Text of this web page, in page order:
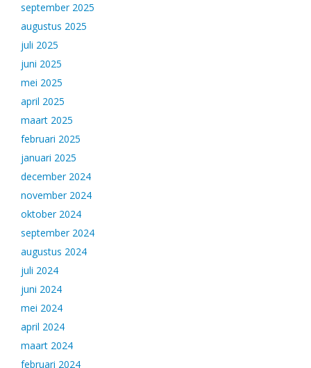
september 2025
augustus 2025
juli 2025
juni 2025
mei 2025
april 2025
maart 2025
februari 2025
januari 2025
december 2024
november 2024
oktober 2024
september 2024
augustus 2024
juli 2024
juni 2024
mei 2024
april 2024
maart 2024
februari 2024